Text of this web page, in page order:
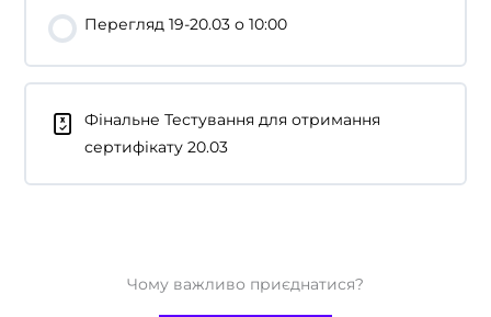
Перегляд 19-20.03 о 10:00
Фінальне Тестування для отримання
сертифікату 20.03
Чому важливо приєднатися?